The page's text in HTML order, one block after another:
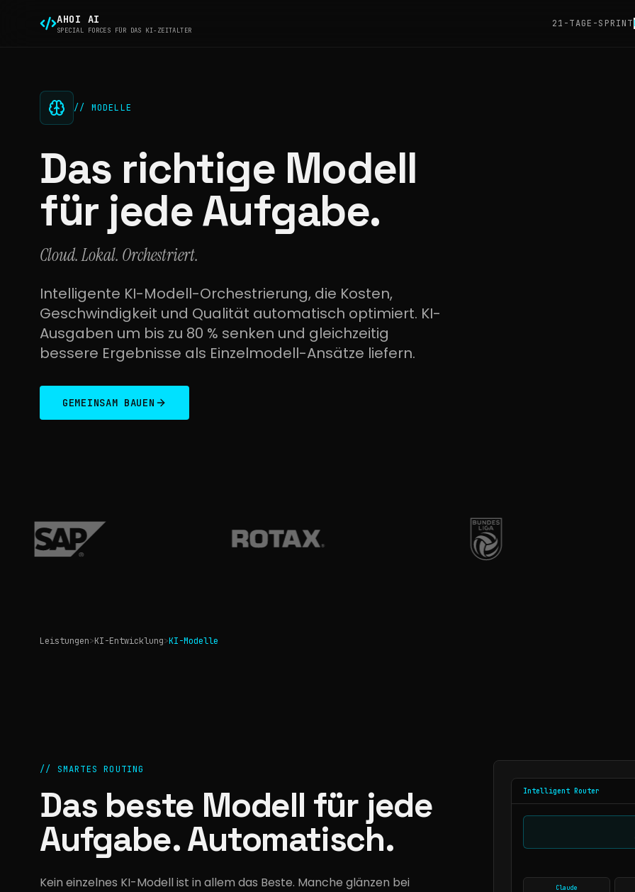
AHOI AI
SPECIAL FORCES FÜR DAS KI-ZEITALTER
21-TAGE-SPRINT
// MODELLE
Das richtige Modell
für jede Aufgabe.
Cloud. Lokal. Orchestriert.
Intelligente KI-Modell-Orchestrierung, die Kosten,
Geschwindigkeit und Qualität automatisch optimiert. KI-
Ausgaben um bis zu 80 % senken und gleichzeitig
bessere Ergebnisse als Einzelmodell-Ansätze liefern.
GEMEINSAM BAUEN
Leistungen>KI-Entwicklung>KI-Modelle
// SMARTES ROUTING
Das beste Modell für jede
Aufgabe. Automatisch.
Kein einzelnes KI-Modell ist in allem das Beste. Manche glänzen bei
Intelligent Router
Claude